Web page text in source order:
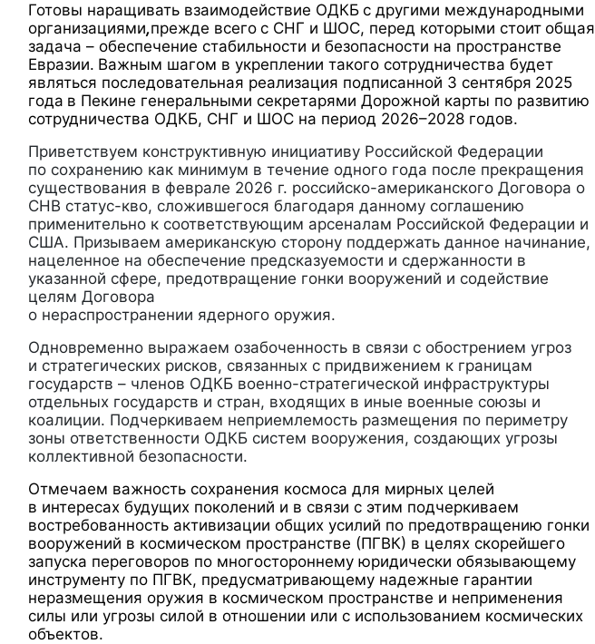
Готовы наращивать взаимодействие ОДКБ с другими международными
организациями,прежде всего с СНГ и ШОС, перед которыми стоит общая
задача – обеспечение стабильности и безопасности на пространстве
Евразии. Важным шагом в укреплении такого сотрудничества будет
являться последовательная реализация подписанной 3 сентября 2025
года в Пекине генеральными секретарями Дорожной карты по развитию
сотрудничества ОДКБ, СНГ и ШОС на период 2026–2028 годов.
Приветствуем конструктивную инициативу Российской Федерации
по сохранению как минимум в течение одного года после прекращения
существования в феврале 2026 г. российско-американского Договора о
СНВ статус-кво, сложившегося благодаря данному соглашению
применительно к соответствующим арсеналам Российской Федерации и
США. Призываем американскую сторону поддержать данное начинание,
нацеленное на обеспечение предсказуемости и сдержанности в
указанной сфере, предотвращение гонки вооружений и содействие
целям Договора
о нераспространении ядерного оружия.
Одновременно выражаем озабоченность в связи с обострением угроз
и стратегических рисков, связанных с придвижением к границам
государств – членов ОДКБ военно-стратегической инфраструктуры
отдельных государств и стран, входящих в иные военные союзы и
коалиции. Подчеркиваем неприемлемость размещения по периметру
зоны ответственности ОДКБ систем вооружения, создающих угрозы
коллективной безопасности.
Отмечаем важность сохранения космоса для мирных целей
в интересах будущих поколений и в связи с этим подчеркиваем
востребованность активизации общих усилий по предотвращению гонки
вооружений в космическом пространстве (ПГВК) в целях скорейшего
запуска переговоров по многостороннему юридически обязывающему
инструменту по ПГВК, предусматривающему надежные гарантии
неразмещения оружия в космическом пространстве и неприменения
силы или угрозы силой в отношении или с использованием космических
объектов.